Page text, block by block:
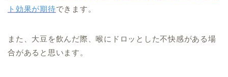
ト効果が期待できます。
また、大豆を飲んだ際、喉にドロッとした不快感がある場
合があると思います。